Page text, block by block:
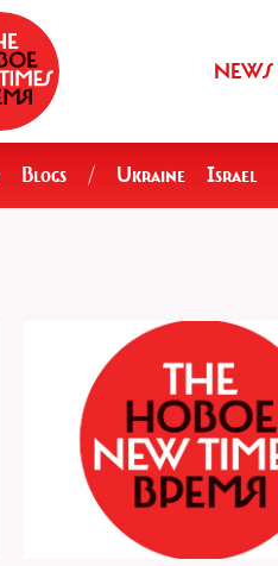
NEWS
Blogs / Ukraine Israel